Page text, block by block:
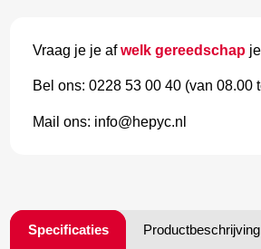
Vraag je je afwelk gereedschap
Bel ons: 0228 53 00 40 (van 08.00
Mail ons: info@hepyc.nl
Specificaties Productbeschrijving